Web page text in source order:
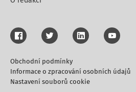
Obchodní podmínky
Informace o zpracování osobních údajů
Nastavení souborů cookie